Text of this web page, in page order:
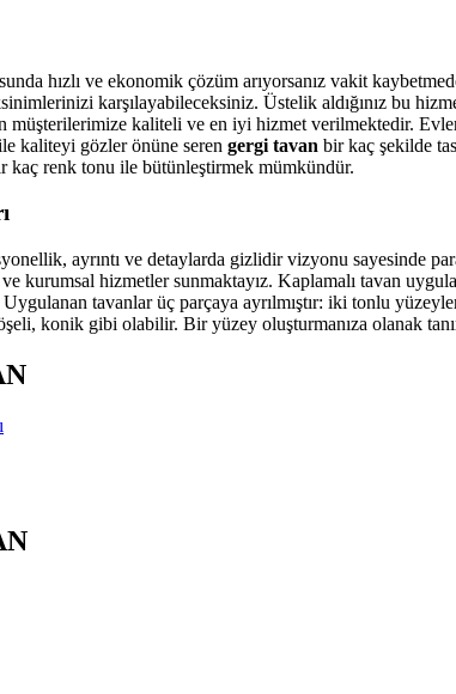
hızlı ve ekonomik çözüm arıyorsanız vakit
karşılayabileceksiniz. Üstelik aldığınız bu
müşterilerimize kaliteli ve en iyi hizmet verilmektedir.
kaliteyi gözler önüne seren gergi tavan bir kaç şekilde
kaç renk tonu ile bütünleştirmek mümkündür.
ayrıntı ve detaylarda gizlidir vizyonu sayesinde
kurumsal hizmetler sunmaktayız. Kaplamalı tavan
tavanlar üç parçaya ayrılmıştır: iki tonlu
konik gibi olabilir. Bir yüzey oluşturmanıza olanak